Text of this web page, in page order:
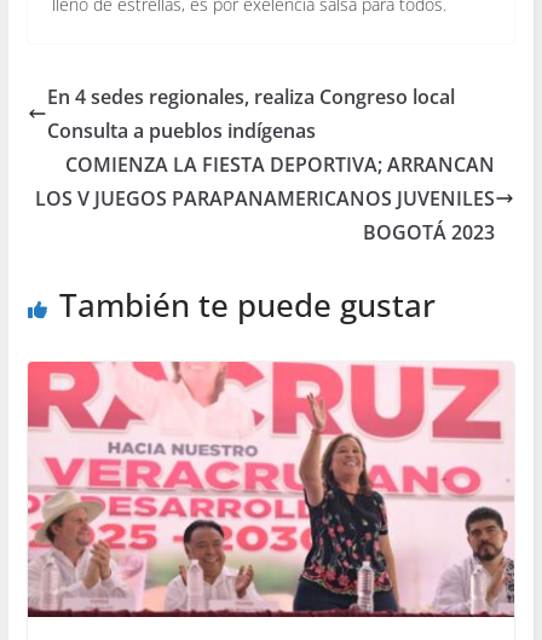
En 4 sedes regionales, realiza Congreso local
Consulta a pueblos indígenas
COMIENZA LA FIESTA DEPORTIVA; ARRANCAN
LOS V JUEGOS PARAPANAMERICANOS JUVENILES
BOGOTÁ 2023
También te puede gustar